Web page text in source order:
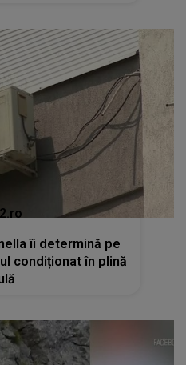
îi determină pe
condiționat în plină